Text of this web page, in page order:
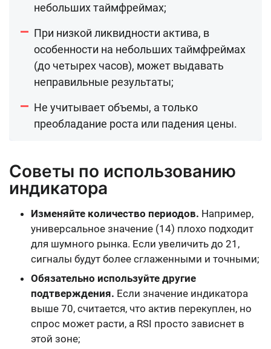
небольших таймфреймах;
При низкой ликвидности актива, в
особенности на небольших таймфреймах
(до четырех часов), может выдавать
неправильные результаты;
Не учитывает объемы, а только
преобладание роста или падения цены.
Cоветы по использованию
индикатора
Изменяйте количество периодов. Например,
универсальное значение (14) плохо подходит
для шумного рынка. Если увеличить до 21,
сигналы будут более сглаженными и точными;
Обязательно используйте другие
подтверждения. Если значение индикатора
выше 70, считается, что актив перекуплен, но
спрос может расти, а RSI просто зависнет в
этой зоне;